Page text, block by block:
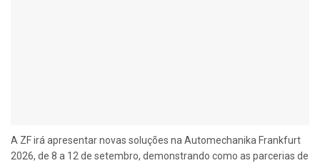
A ZF irá apresentar novas soluções na Automechanika Frankfurt
2026, de 8 a 12 de setembro, demonstrando como as parcerias de